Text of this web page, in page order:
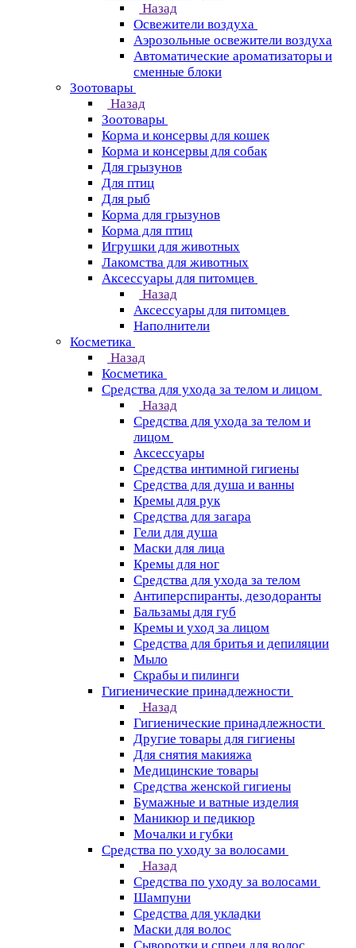
Назад
Освежители воздуха
Аэрозольные освежители воздуха
Автоматические ароматизаторы и
сменные блоки
Зоотовары
Назад
Зоотовары
Корма и консервы для кошек
Корма и консервы для собак
Для грызунов
Для птиц
Для рыб
Корма для грызунов
Корма для птиц
Игрушки для животных
Лакомства для животных
Аксессуары для питомцев
Назад
Аксессуары для питомцев
Наполнители
Косметика
Назад
Косметика
Средства для ухода за телом и лицом
Назад
Средства для ухода за телом и
лицом
Аксессуары
Средства интимной гигиены
Средства для душа и ванны
Кремы для рук
Средства для загара
Гели для душа
Маски для лица
Кремы для ног
Средства для ухода за телом
Антиперспиранты, дезодоранты
Бальзамы для губ
Кремы и уход за лицом
Средства для бритья и депиляции
Мыло
Скрабы и пилинги
Гигиенические принадлежности
Назад
Гигиенические принадлежности
Другие товары для гигиены
Для снятия макияжа
Медицинские товары
Средства женской гигиены
Бумажные и ватные изделия
Маникюр и педикюр
Мочалки и губки
Средства по уходу за волосами
Назад
Средства по уходу за волосами
Шампуни
Средства для укладки
Маски для волос